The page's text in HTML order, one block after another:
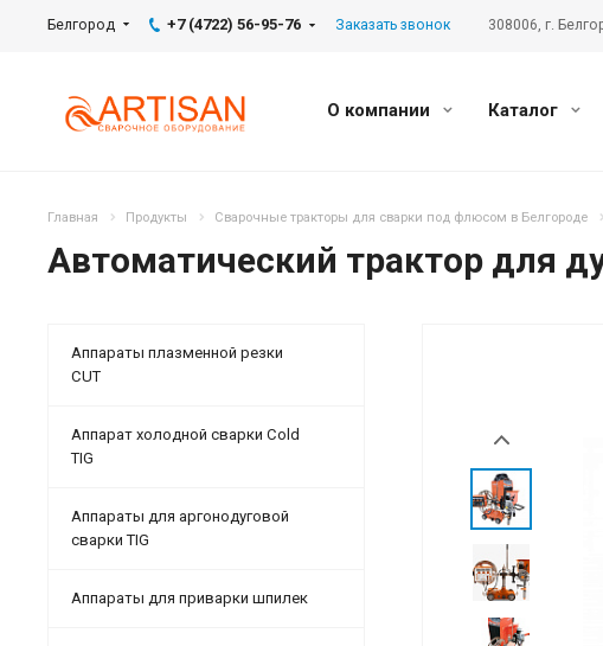
Белгород +7 (4722) 56-95-76 Заказать звонок 308006, г.
О компании Каталог
Главная Продукты Сварочные тракторы для сварки под флюсом в Белгороде
Aвтоматический трактор для
Аппараты плазменной резки
CUT
Аппарат холодной сварки Cold
TIG
Аппараты для аргонодуговой
сварки TIG
Аппараты для приварки шпилек